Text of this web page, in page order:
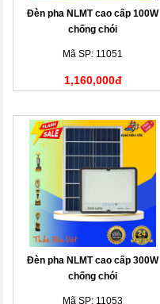
Đèn pha NLMT cao cấp 100W
chống chói
Mã SP: 11051
1,160,000đ
Đèn pha NLMT cao cấp 300W
chống chói
Mã SP: 11053